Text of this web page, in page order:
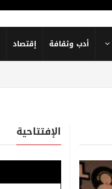
أدب وثقافة إقتصاد
الإفتتاحية